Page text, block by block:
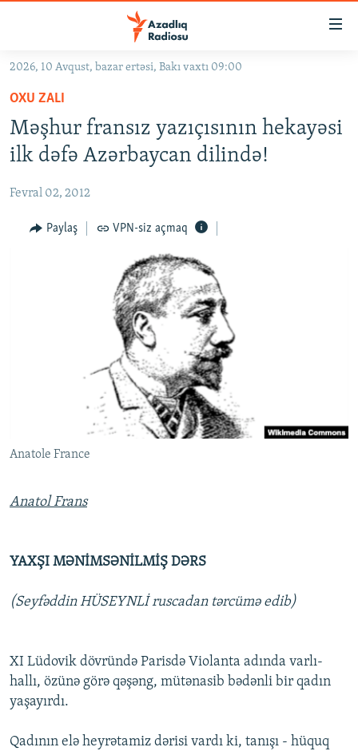
Əsas
qayıt
Əsas
naviqasiyaya
qayıt
Axtarışa
#İZAHLA
KORRUPSIOMETR
FƏRQƏ BAX
QANUNI DOĞRU
AZƏRBAYCAN ƏDƏBIYYATI KITABXANASI
İSLAM VƏ DEMOKRATIYA
İZ - MƏDƏNIYYƏT PROQRAMI
PEŞƏ ETIKASI VƏ JURNALISTIKA STANDARTLARIMIZ
MATERIALLARIMIZDAN ISTIFADƏ
AZADLIQRADIOSU MOBIL TELEFONUNUZDA
RFE/RL-in bütün saytları
2026, 10 Avqust, bazar ertəsi, Bakı vaxtı 09:00
OXU ZALI
Məşhur fransız yazıçısının hekayəsi
ilk dəfə Azərbaycan dilində!
Fevral 02, 2012
Paylaş VPN-siz açmaq
Anatole France
Anatol Frans
YAXŞI MƏNİMSƏNİLMİŞ DƏRS
(Seyfəddin HÜSEYNLİ ruscadan tərcümə edib)
XI Lüdovik dövründə Parisdə Violanta adında varlı-
hallı, özünə görə qəşəng, mütənasib bədənli bir qadın
yaşayırdı.
Qadının elə heyrətamiz dərisi vardı ki, tanışı - hüquq